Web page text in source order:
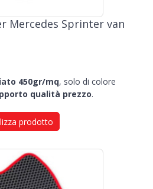
Mercedes Sprinter van
450gr/mq, solo di colore
qualità prezzo.
prodotto